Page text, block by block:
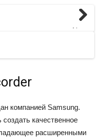
Next
компанией Samsung.
качественное
расширенными